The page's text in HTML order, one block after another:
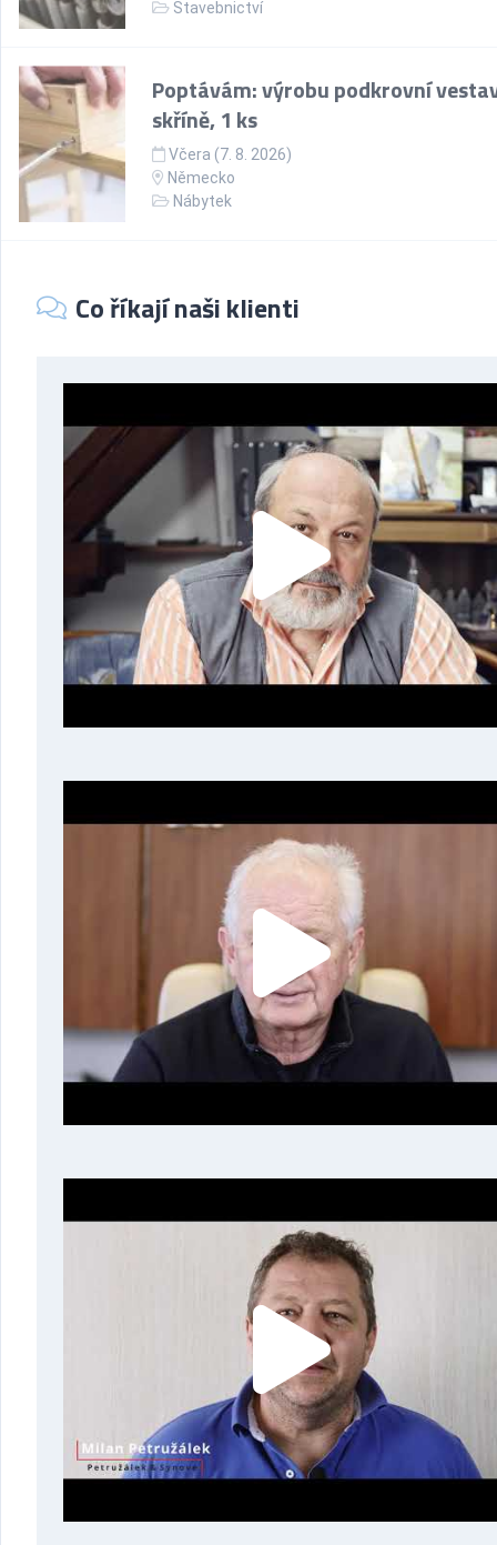
Stavebnictví
Poptávám: výrobu podkrovní
skříně, 1 ks
Včera (7. 8. 2026)
Německo
Nábytek
Co říkají naši klienti